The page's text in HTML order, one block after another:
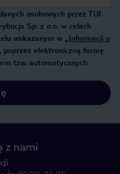
osobowych przez TUI
Sp. z o.o. w celach
wskazanym w „Informacji o
, poprzez elektroniczną formę
tzw. automatycznych
z nami